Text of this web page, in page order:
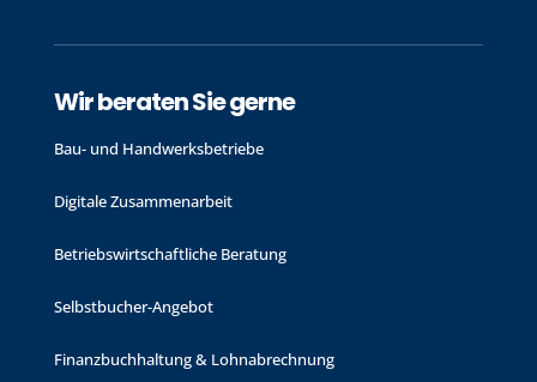
Wir beraten Sie gerne
Bau- und Handwerks­betriebe
Digitale Zusammenarbeit
Betriebswirtschaftliche Beratung
Selbstbucher-Angebot
Finanzbuchhaltung & Lohnabrechnung